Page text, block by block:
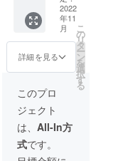
さい。
は 別途
講演会
参加リ
ターン
をお求
宿泊費
ば別途
ご請求
いたし
ます。
程は、
ご相談
の上調
整させ
ていた
だきま
す。
ランチ
会 ひ
すいこ
たろ
う 大
嶋啓
介 礒
田佳世
１１月
１３日
のセミ
ナー開
催前に
ランチ
2022
年11
月
詳細を見る
こ
の
リ
タ
ー
ン
を
選
択
す
る
このプロ
ジェクト
は、 All-In方
式です。